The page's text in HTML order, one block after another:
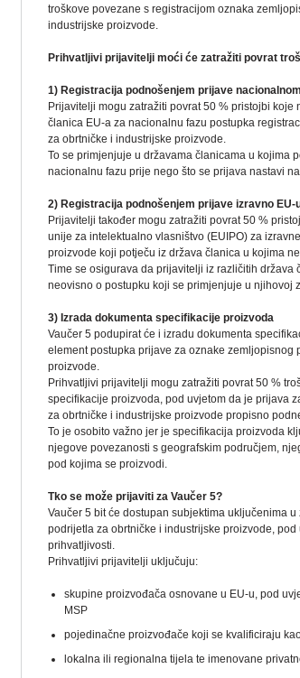
troškove povezane s registracijom oznaka
industrijske proizvode.
Prihvatljivi prijavitelji moći će zatražiti povrat
1) Registracija podnošenjem prijave
Prijavitelji mogu zatražiti povrat 50 % pristojbi
članica EU-a za nacionalnu fazu postupka
za obrtničke i industrijske proizvode.
To se primjenjuje u državama članicama u kojima
nacionalnu fazu prije nego što se prijava nastavi
2) Registracija podnošenjem prijave izravno EU-
Prijavitelji također mogu zatražiti povrat 50 %
unije za intelektualno vlasništvo (EUIPO) za
proizvode koji potječu iz država članica u kojima
Time se osigurava da prijavitelji iz različitih država
neovisno o postupku koji se primjenjuje u njihovoj
3) Izrada dokumenta specifikacije proizvoda
Vaučer 5 podupirat će i izradu dokumenta
element postupka prijave za oznake zemljopisnog
proizvode.
Prihvatljivi prijavitelji mogu zatražiti povrat 50 %
specifikacije proizvoda, pod uvjetom da je prijava
za obrtničke i industrijske proizvode propisno
To je osobito važno jer je specifikacija proizvoda
njegove povezanosti s geografskim područjem,
pod kojima se proizvodi.
Tko se može prijaviti za Vaučer 5?
Vaučer 5 bit će dostupan subjektima uključenima
podrijetla za obrtničke i industrijske proizvode,
prihvatljivosti.
Prihvatljivi prijavitelji uključuju:
skupine proizvođača osnovane u EU-u, pod
MSP
pojedinačne proizvođače koji se kvalificiraju
lokalna ili regionalna tijela te imenovane